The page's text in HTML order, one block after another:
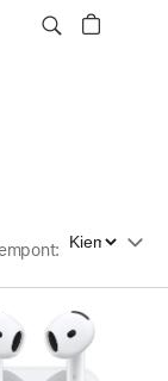
: Rendezési szempont